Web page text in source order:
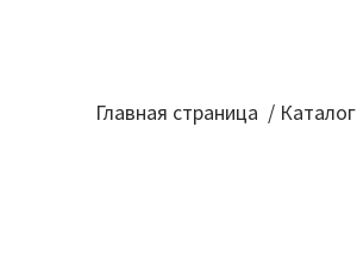
Главная страница / Каталог